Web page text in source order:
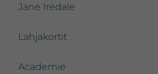
Jane Iredale
Lahjakortit
Academie